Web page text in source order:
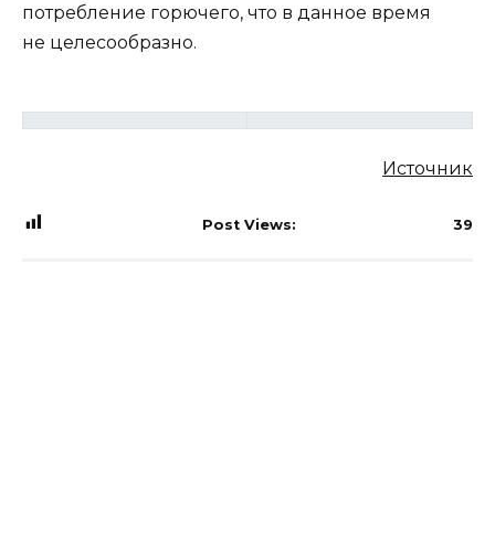
потребление горючего, что в данное время
не целесообразно.
Источник
Post Views: 39